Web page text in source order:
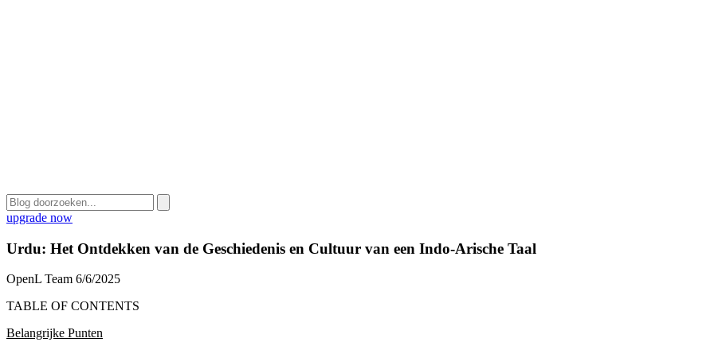
upgrade now
Urdu: Het Ontdekken van de Geschiedenis en Cultuur van een Indo-Arische Taal
OpenL Team 6/6/2025
TABLE OF CONTENTS
Belangrijke Punten